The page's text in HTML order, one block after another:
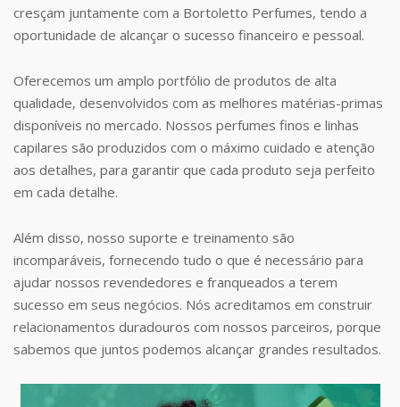
cresçam juntamente com a Bortoletto Perfumes, tendo a
oportunidade de alcançar o sucesso financeiro e pessoal.
Oferecemos um amplo portfólio de produtos de alta
qualidade, desenvolvidos com as melhores matérias-primas
disponíveis no mercado. Nossos perfumes finos e linhas
capilares são produzidos com o máximo cuidado e atenção
aos detalhes, para garantir que cada produto seja perfeito
em cada detalhe.
Além disso, nosso suporte e treinamento são
incomparáveis, fornecendo tudo o que é necessário para
ajudar nossos revendedores e franqueados a terem
sucesso em seus negócios. Nós acreditamos em construir
relacionamentos duradouros com nossos parceiros, porque
sabemos que juntos podemos alcançar grandes resultados.